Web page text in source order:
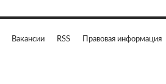
Вакансии RSS Правовая информация